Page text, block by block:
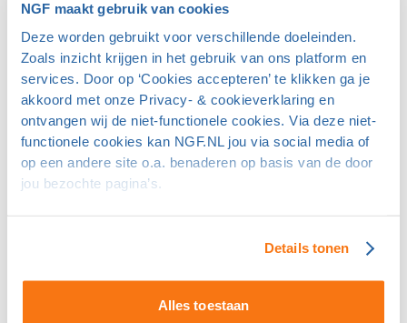
NGF maakt gebruik van cookies
Deze worden gebruikt voor verschillende doeleinden.
Zoals inzicht krijgen in het gebruik van ons platform en
services. Door op ‘Cookies accepteren’ te klikken ga je
akkoord met onze Privacy- & cookieverklaring en
ontvangen wij de niet-functionele cookies. Via deze niet-
functionele cookies kan NGF.NL jou via social media of
op een andere site o.a. benaderen op basis van de door
jou bezochte pagina’s.
Details tonen
Alles toestaan
proeflidmaatschap?
“Het is een pilot waarin we van twee kanten gaan
ervaren of de samenwerking bevalt en tot de gewenste
resultaten leidt. Gedurende deze pilotperiode - van
ongeveer een jaar - gaan we kijken hoe we tot een
structureel NGF-lidmaatschap kunnen komen met
locaties die nog niet lid zijn van de NGF."